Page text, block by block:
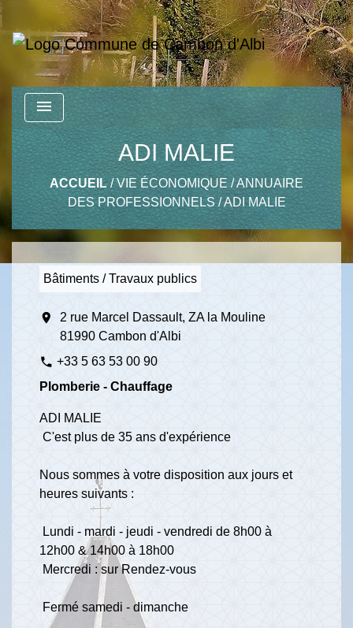
menu
ADI MALIE
ACCUEIL/VIE ÉCONOMIQUE/ANNUAIRE
DES PROFESSIONNELS/ADI MALIE
Bâtiments / Travaux publics
location_on
2 rue Marcel Dassault, ZA la Mouline
81990 Cambon d'Albi
phone +33 5 63 53 00 90
Plomberie - Chauffage
ADI MALIE
C'est plus de 35 ans d'expérience
Nous sommes à votre disposition aux jours et
heures suivants :
Lundi - mardi - jeudi - vendredi de 8h00 à
12h00 & 14h00 à 18h00
Mercredi : sur Rendez-vous
Fermé samedi - dimanche